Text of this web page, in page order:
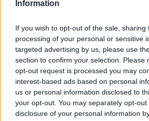
Information
If you wish to opt-out of the sale, sharing
processing of your personal or sensitive
targeted advertising by us, please use
section to confirm your selection. Please
opt-out request is processed you may
interest-based ads based on personal
us or personal information disclosed to
your opt-out. You may separately opt-
disclosure of your personal information